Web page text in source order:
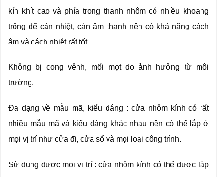
kín khít cao và phía trong thanh nhôm có nhiều khoang
trống để cản nhiệt, cản âm thanh nên có khả năng cách
âm và cách nhiệt rất tốt.
Không bị cong vênh, mối mọt do ảnh hưởng từ môi
trường.
Đa dạng về mẫu mã, kiểu dáng : cửa nhôm kính có rất
nhiều mẫu mã và kiểu dáng khác nhau nên có thể lắp ở
mọi vị trí như cửa đi, cửa sổ và mọi loại công trình.
Sử dụng được mọi vị trí : cửa nhôm kính có thể được lắp